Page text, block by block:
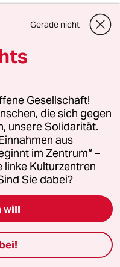
ca. 15 Jahren
die
zu finanzieren.
gestimmt.
Demokratie.
die locker das
hatten ihre
10 Jahren
konservativ und
den
ja immer alles
Gerade nicht
Gesellschaft!
die sich gegen
unsere Solidarität.
aus
im Zentrum“ –
Kulturzentren
Sie dabei?
will